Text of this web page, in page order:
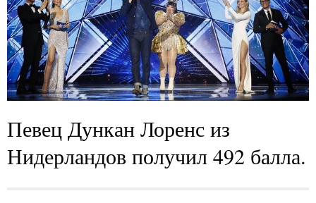
Певец Дункан Лоренс из
Нидерландов получил 492 балла.